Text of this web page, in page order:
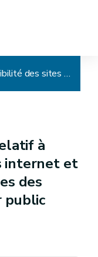
Décret relatif à l'accessibilité des sites internet et des applications mobiles des organismes du secteur public
à
internet et
des
public